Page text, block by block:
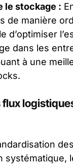
le stockage :
de manière
d’optimiser
dans les
à une
flux
systématique,